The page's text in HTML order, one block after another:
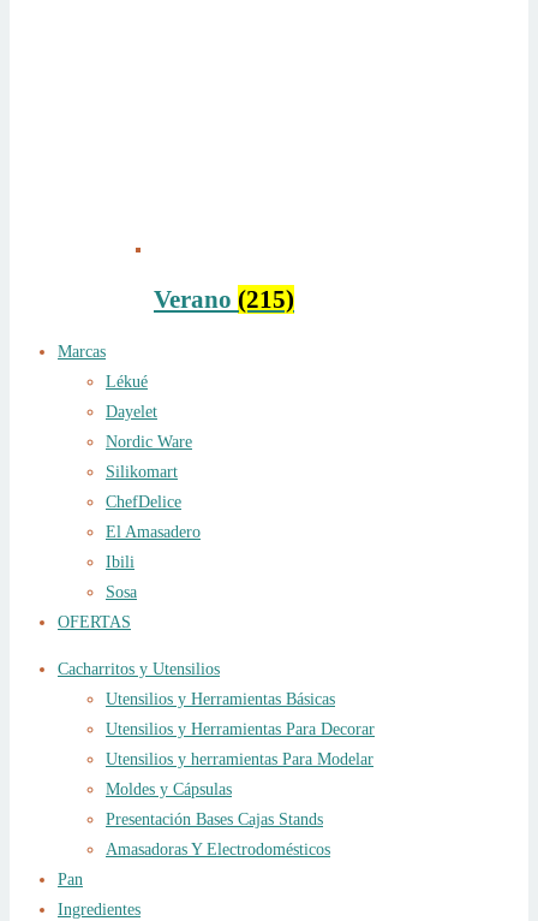
Verano (215)
Marcas
Lékué
Dayelet
Nordic Ware
Silikomart
ChefDelice
El Amasadero
Ibili
Sosa
OFERTAS
Cacharritos y Utensilios
Utensilios y Herramientas Básicas
Utensilios y Herramientas Para Decorar
Utensilios y herramientas Para Modelar
Moldes y Cápsulas
Presentación Bases Cajas Stands
Amasadoras Y Electrodomésticos
Pan
Ingredientes